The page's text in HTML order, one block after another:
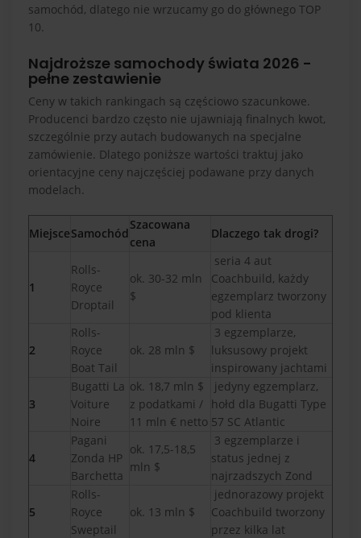
samochód, dlatego nie wrzucamy go do głównego TOP
10.
Najdroższe samochody świata 2026 -
pełne zestawienie
Ceny w takich rankingach są częściowo szacunkowe.
Producenci bardzo często nie ujawniają finalnych kwot,
szczególnie przy autach budowanych na specjalne
zamówienie. Dlatego poniższe wartości traktuj jako
orientacyjne ceny najczęściej podawane przy danych
modelach.
MiejsceSamochód
Szacowana
cena
Dlaczego tak drogi?
1
Rolls-
Royce
Droptail
ok. 30-32 mln
$
seria 4 aut
Coachbuild, każdy
egzemplarz tworzony
pod klienta
2
Rolls-
Royce
Boat Tail
ok. 28 mln $
3 egzemplarze,
luksusowy projekt
inspirowany jachtami
3
Bugatti La
Voiture
Noire
ok. 18,7 mln $
z podatkami /
11 mln € netto
jedyny egzemplarz,
hołd dla Bugatti Type
57 SC Atlantic
4
Pagani
Zonda HP
Barchetta
ok. 17,5-18,5
mln $
3 egzemplarze i
status jednej z
najrzadszych Zond
5
Rolls-
Royce
Sweptail
ok. 13 mln $
jednorazowy projekt
Coachbuild tworzony
przez kilka lat